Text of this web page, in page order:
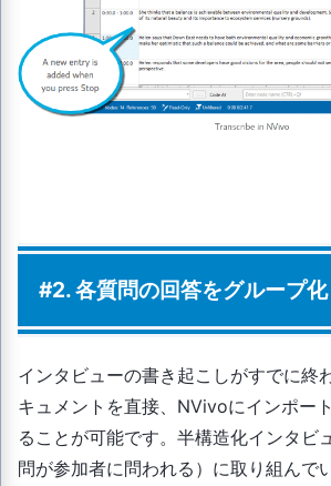
#2. 各質問の回答をグループ化
インタビューの書き起こしがすでに終
キュメントを直接、NVivoにインポー
ることが可能です。半構造化インタビ
問が参加者に問われる）に取り組んで